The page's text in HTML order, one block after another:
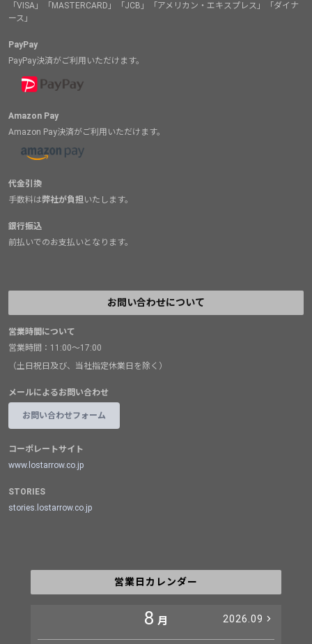
「VISA」「MASTERCARD」「JCB」「アメリカン・エキスプレス」「ダイナ
ース」
PayPay
PayPay決済がご利用いただけます。
Amazon Pay
Amazon Pay決済がご利用いただけます。
代金引換
手数料は弊社が負担いたします。
銀行振込
前払いでのお支払いとなります。
お問い合わせについて
営業時間について
営業時間：11:00～17:00
（土日祝日及び、当社指定休業日を除く）
メールによるお問い合わせ
お問い合わせフォーム
コーポレートサイト
www.lostarrow.co.jp
STORIES
stories.lostarrow.co.jp
営業日カレンダー
8 月 2026.09